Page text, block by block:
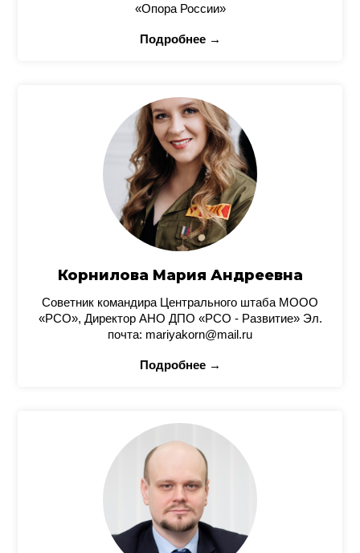
«Опора России»
Подробнее →
Корнилова Мария Андреевна
Советник командира Центрального штаба МООО
«РСО», Директор АНО ДПО «РСО - Развитие» Эл.
почта: mariyakorn@mail.ru
Подробнее →